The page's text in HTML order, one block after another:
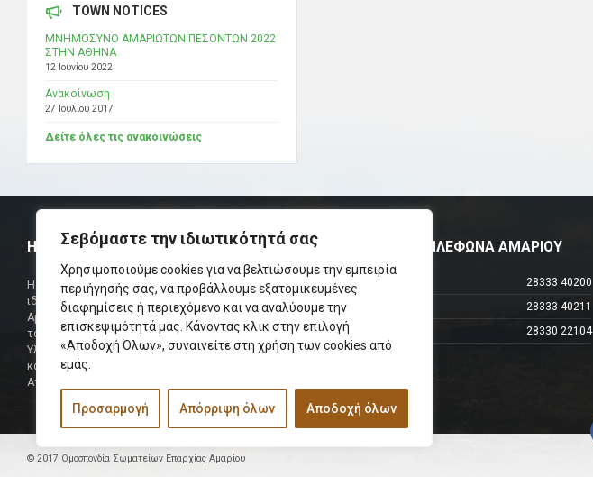
Σεβόμαστε την ιδιωτικότητά σας
Χρησιμοποιούμε cookies για να βελτιώσουμε την εμπειρία
περιήγησής σας, να προβάλλουμε εξατομικευμένες
διαφημίσεις ή περιεχόμενο και να αναλύουμε την
επισκεψιμότητά μας. Κάνοντας κλικ στην επιλογή
«Αποδοχή Όλων», συναινείτε στη χρήση των cookies από
εμάς.
Προσαρμογή Απόρριψη όλων Αποδοχή όλων
TOWN NOTICES
ΜΝΗΜΟΣΥΝΟ ΑΜΑΡΙΩΤΩΝ ΠΕΣΟΝΤΩΝ 2022
ΣΤΗΝ ΑΘΗΝΑ
12 Ιουνίου 2022
Ανακοίνωση
27 Ιουλίου 2017
Δείτε όλες τις ανακοινώσεις
Η ΟΜΟΣΠΟΝΔΙΑ
Η Ομοσπονδία Σωματείων Επαρχίας Αμαρίου
ιδρύθηκε και πήρε τη θέση της Ένωσης
Αμαριωτών, που λειτουργούσε από το 1966 μέχρι
το 1984.
Υλοποιήθηκε σε συνεργασία των μελών του Δ.Σ
και των Δ.Σ των Αμαριώτικων Σωματείων της
Αττικής.
ΧΡΗΣΙΜΑ ΤΗΛΕΦΩΝΑ ΑΜΑΡΙΟΥ
Τηλεφωνικό Κέντρο
28333 40200
Δήμαρχος
28333 40211
Φαξ
28330 22104
© 2017 Ομοσπονδία Σωματείων Επαρχίας Αμαρίου